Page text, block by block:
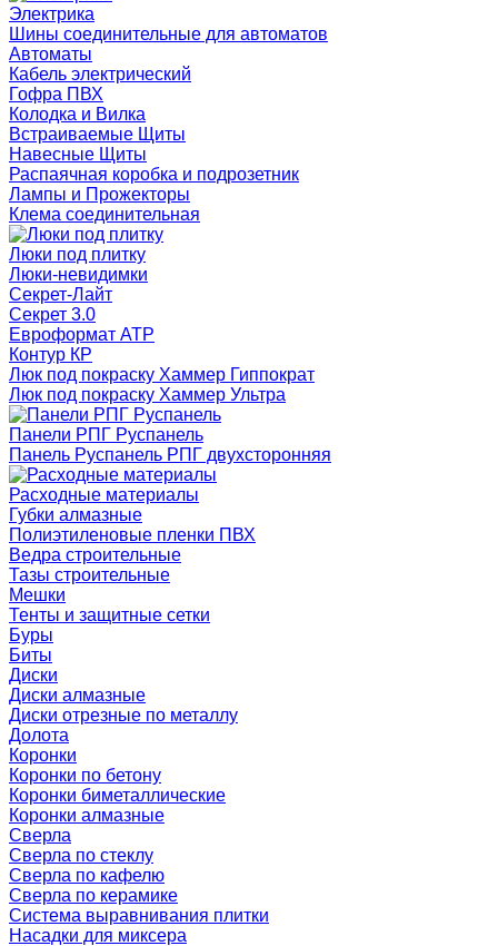
Электрика
Шины соединительные для автоматов
Автоматы
Кабель электрический
Гофра ПВХ
Колодка и Вилка
Встраиваемые Щиты
Навесные Щиты
Распаячная коробка и подрозетник
Лампы и Прожекторы
Клема соединительная
Люки под плитку
Люки-невидимки
Секрет-Лайт
Секрет 3.0
Евроформат АТР
Контур КР
Люк под покраску Хаммер Гиппократ
Люк под покраску Хаммер Ультра
Панели РПГ Руспанель
Панель Руспанель РПГ двухсторонняя
Расходные материалы
Губки алмазные
Полиэтиленовые пленки ПВХ
Ведра строительные
Тазы строительные
Мешки
Тенты и защитные сетки
Буры
Биты
Диски
Диски алмазные
Диски отрезные по металлу
Долота
Коронки
Коронки по бетону
Коронки биметаллические
Коронки алмазные
Сверла
Сверла по стеклу
Сверла по кафелю
Сверла по керамике
Система выравнивания плитки
Насадки для миксера